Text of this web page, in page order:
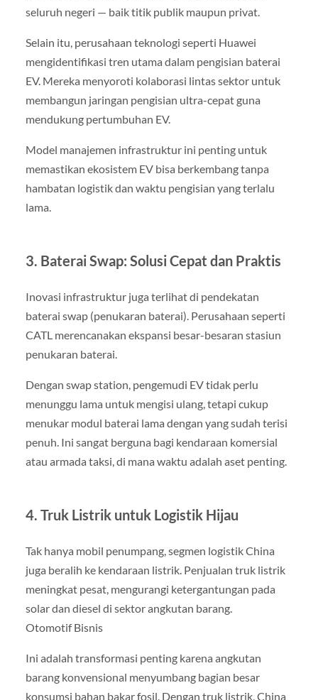
seluruh negeri — baik titik publik maupun privat.
Selain itu, perusahaan teknologi seperti Huawei
mengidentifikasi tren utama dalam pengisian baterai
EV. Mereka menyoroti kolaborasi lintas sektor untuk
membangun jaringan pengisian ultra-cepat guna
mendukung pertumbuhan EV.
Model manajemen infrastruktur ini penting untuk
memastikan ekosistem EV bisa berkembang tanpa
hambatan logistik dan waktu pengisian yang terlalu
lama.
3. Baterai Swap: Solusi Cepat dan Praktis
Inovasi infrastruktur juga terlihat di pendekatan
baterai swap (penukaran baterai). Perusahaan seperti
CATL merencanakan ekspansi besar-besaran stasiun
penukaran baterai.
Dengan swap station, pengemudi EV tidak perlu
menunggu lama untuk mengisi ulang, tetapi cukup
menukar modul baterai lama dengan yang sudah terisi
penuh. Ini sangat berguna bagi kendaraan komersial
atau armada taksi, di mana waktu adalah aset penting.
4. Truk Listrik untuk Logistik Hijau
Tak hanya mobil penumpang, segmen logistik China
juga beralih ke kendaraan listrik. Penjualan truk listrik
meningkat pesat, mengurangi ketergantungan pada
solar dan diesel di sektor angkutan barang.
Otomotif Bisnis
Ini adalah transformasi penting karena angkutan
barang konvensional menyumbang bagian besar
konsumsi bahan bakar fosil. Dengan truk listrik, China